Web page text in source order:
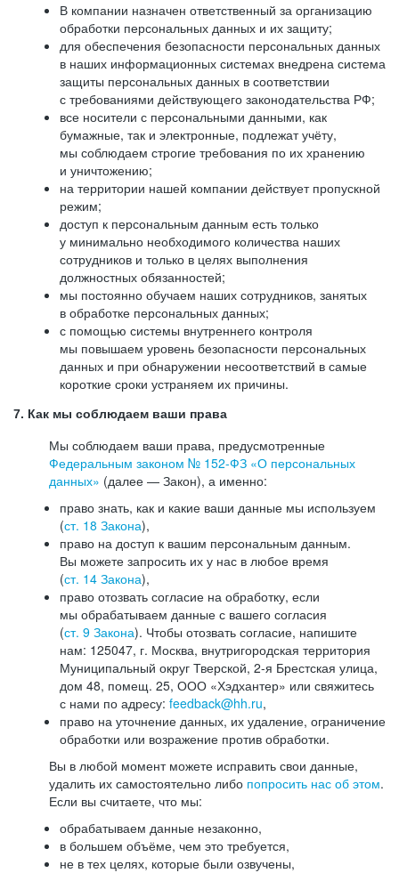
В компании назначен ответственный за организацию
обработки персональных данных и их защиту;
для обеспечения безопасности персональных данных
в наших информационных системах внедрена система
защиты персональных данных в соответствии
с требованиями действующего законодательства РФ;
все носители с персональными данными, как
бумажные, так и электронные, подлежат учёту,
мы соблюдаем строгие требования по их хранению
и уничтожению;
на территории нашей компании действует пропускной
режим;
доступ к персональным данным есть только
у минимально необходимого количества наших
сотрудников и только в целях выполнения
должностных обязанностей;
мы постоянно обучаем наших сотрудников, занятых
в обработке персональных данных;
с помощью системы внутреннего контроля
мы повышаем уровень безопасности персональных
данных и при обнаружении несоответствий в самые
короткие сроки устраняем их причины.
7. Как мы соблюдаем ваши права
Мы соблюдаем ваши права, предусмотренные
Федеральным законом № 152-ФЗ «О персональных
данных» (далее — Закон), а именно:
право знать, как и какие ваши данные мы используем
(ст. 18 Закона),
право на доступ к вашим персональным данным.
Вы можете запросить их у нас в любое время
(ст. 14 Закона),
право отозвать согласие на обработку, если
мы обрабатываем данные с вашего согласия
(ст. 9 Закона). Чтобы отозвать согласие, напишите
нам: 125047, г. Москва, внутригородская территория
Муниципальный округ Тверской, 2-я Брестская улица,
дом 48, помещ. 25, ООО «Хэдхантер» или свяжитесь
с нами по адресу: feedback@hh.ru,
право на уточнение данных, их удаление, ограничение
обработки или возражение против обработки.
Вы в любой момент можете исправить свои данные,
удалить их самостоятельно либо попросить нас об этом.
Если вы считаете, что мы:
обрабатываем данные незаконно,
в большем объёме, чем это требуется,
не в тех целях, которые были озвучены,